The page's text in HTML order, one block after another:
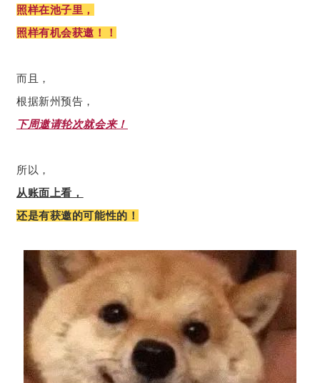
照样在池子里，
照样有机会获邀！！
而且，
根据新州预告，
下周邀请轮次就会来！
所以，
从账面上看，
还是有获邀的可能性的！